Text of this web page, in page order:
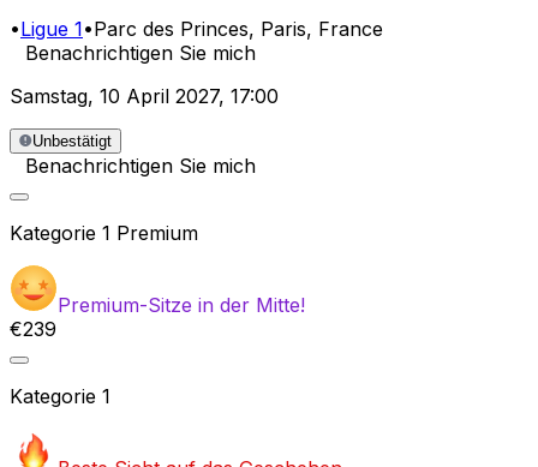
•Ligue 1•Parc des Princes, Paris, France
Benachrichtigen Sie mich
Samstag, 10 April 2027, 17:00
Unbestätigt
Benachrichtigen Sie mich
Kategorie 1 Premium
Premium-Sitze in der Mitte!
€239
Kategorie 1